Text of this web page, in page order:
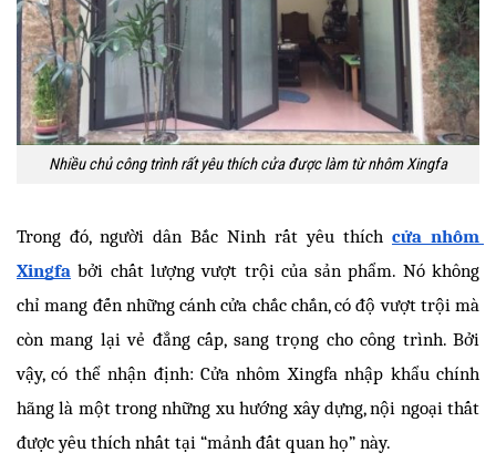
Nhiều chủ công trình rất yêu thích cửa được làm từ nhôm Xingfa
Trong đó, người dân Bắc Ninh rất yêu thích cửa nhôm
Xingfa bởi chất lượng vượt trội của sản phẩm. Nó không
chỉ mang đến những cánh cửa chắc chắn, có độ vượt trội mà
còn mang lại vẻ đẳng cấp, sang trọng cho công trình. Bởi
vậy, có thể nhận định: Cửa nhôm Xingfa nhập khẩu chính
hãng là một trong những xu hướng xây dựng, nội ngoại thất
được yêu thích nhất tại “mảnh đất quan họ” này.